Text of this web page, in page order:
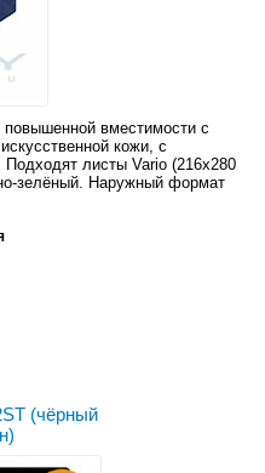
повышенной вместимости с
кожи, с
Подходят листы Vario (216x280
зелёный. Наружный формат
(чёрный